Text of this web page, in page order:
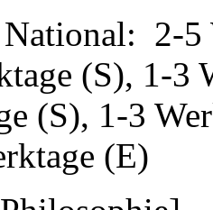
2-5
(S), 1-3
(S), 1-3
(E)